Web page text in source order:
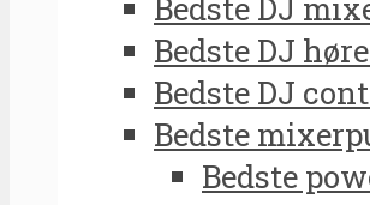
Bedste DJ
Bedste DJ
Bedste
Bedste